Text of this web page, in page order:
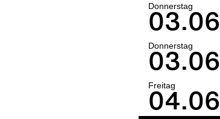
Donnerstag
03.06
Donnerstag
03.06
Freitag
04.06